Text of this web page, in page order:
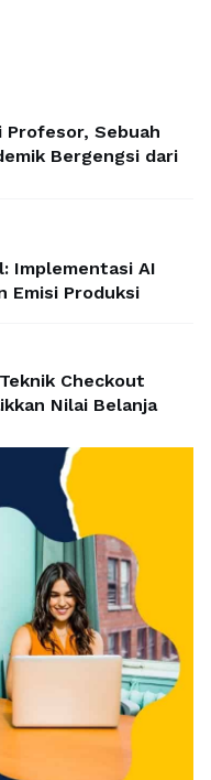
Profesor, Sebuah
Bergengsi dari
Implementasi AI
Emisi Produksi
Checkout
Nilai Belanja